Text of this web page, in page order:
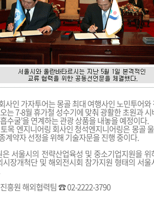
사인 가자투어는 몽골 최대 여행사인 노민투어
는 7-8월 휴가철 성수기에 맞춰 광활한 초원과
수굴’을 연계하는 관광 상품을 내놓을 예정이다.
목 엔지니어링 회사인 청석엔지니어링은 몽골
계약자 선정을 위해 기술자문을 진행 중이다.
서울시의 전략산업육성 및 중소기업지원을
장개척단 및 해외전시회 참가지원 형태의 서
흥원 해외협력팀 ☎ 02-2222-3790